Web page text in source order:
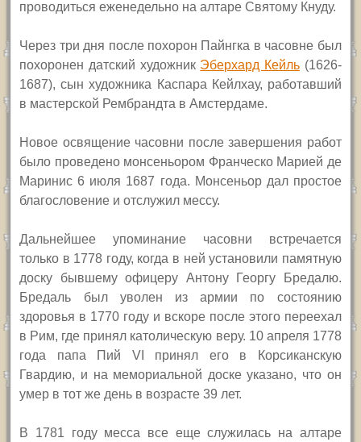
проводиться еженедельно наалтаре Святому Кнуду.
Через три дня после похорон Пайнгка в часовне был
похоронен датский художник Эберхард Кейль(1626-
1687), сын художника Каспара Кейлхау, работавший
в мастерской Рембрандта в Амстердаме.
Новое освящение часовни после завершения работ
было проведено монсеньором Франческо Марией де
Маринис 6 июля 1687 года. Монсеньор дал простое
благословение и отслужил мессу.
Дальнейшее упоминание часовни встречается
только в 1778 году, когда в ней установили памятную
доску бывшему офицеру Антону Георгу Бредалю.
Бредаль был уволен из армии по состоянию
здоровья в 1770 году и вскоре после этого переехал
в Рим, где принял католическую веру. 10 апреля 1778
года папа Пий VI принял его в Корсиканскую
Гвардию, и на мемориальной доске указано, что он
умер в тот же день в возрасте 39 лет.
В 1781 году месса все еще служилась на алтаре